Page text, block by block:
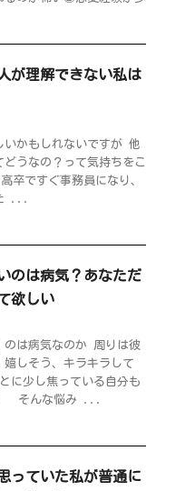
が理解できない私は
いかもしれないですが 他
うなの？って気持ちをこ
ですぐ事務員になり、
...
のは病気？あなただ
欲しい
のは病気なのか 周りは彼
嬉しそう、キラキラして
に少し焦っている自分も
そんな悩み ...
っていた私が普通に